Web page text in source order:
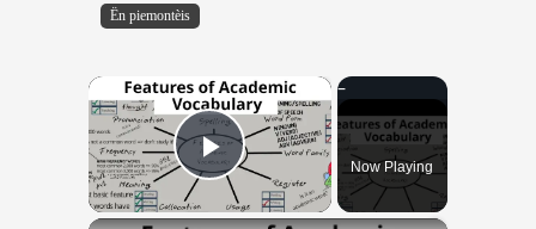
Ën piemontèis
×
Play VideoNow Playing